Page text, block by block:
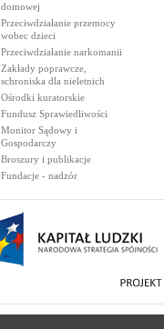
domowej
Przeciwdziałanie przemocy
wobec dzieci
Przeciwdziałanie narkomanii
Zakłady poprawcze,
schroniska dla nieletnich
Ośrodki kuratorskie
Fundusz Sprawiedliwości
Monitor Sądowy i
Gospodarczy
Broszury i publikacje
Fundacje - nadzór
© 2000-2026 Ministerstwo